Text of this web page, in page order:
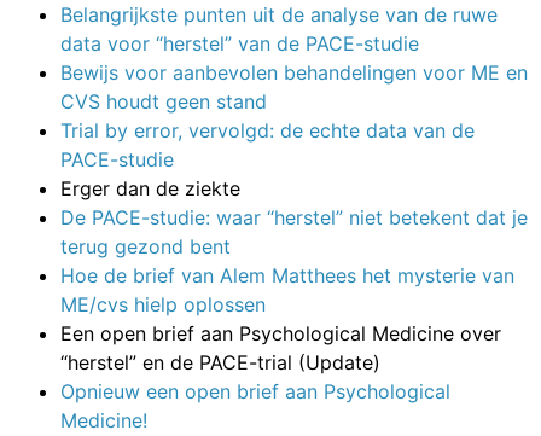
Belangrijkste punten uit de analyse van de ruwe
data voor “herstel” van de PACE-studie
Bewijs voor aanbevolen behandelingen voor ME en
CVS houdt geen stand
Trial by error, vervolgd: de echte data van de
PACE-studie
Erger dan de ziekte
De PACE-studie: waar “herstel” niet betekent dat je
terug gezond bent
Hoe de brief van Alem Matthees het mysterie van
ME/cvs hielp oplossen
Een open brief aan Psychological Medicine over
“herstel” en de PACE-trial (Update)
Opnieuw een open brief aan Psychological
Medicine!